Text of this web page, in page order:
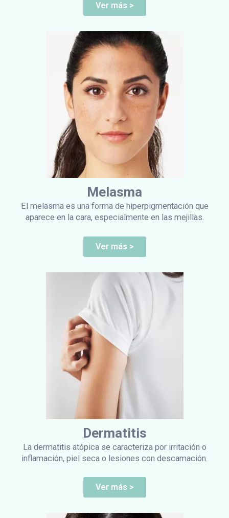
Ver más >
Melasma
El melasma es una forma de hiperpigmentación que
aparece en la cara, especialmente en las mejillas.
Ver más >
Dermatitis
La dermatitis atópica se caracteriza por irritación o
inflamación, piel seca o lesiones con descamación.
Ver más >